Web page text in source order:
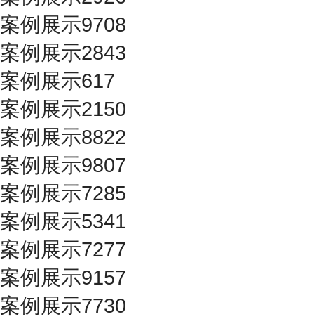
案例展示9708
案例展示2843
案例展示617
案例展示2150
案例展示8822
案例展示9807
案例展示7285
案例展示5341
案例展示7277
案例展示9157
案例展示7730